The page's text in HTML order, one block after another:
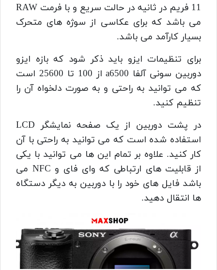
11 فریم در ثانیه در حالت سریع و با فرمت RAW
می باشدکه برای عکاسی از سوژه های متحرک
بسیار کارآمد می باشد.
برای تنظیمات ایزو باید ذکر شود که بازه ایزو
دوربین سونی آلفا a6500 از 100 تا 25600 است
که می توانید به راحتی و به صورت دلخواه آن را
تنظیم کنید.
در پشت دوربین از یک صفحه نمایشگر LCD
استفاده شده است که می توانید به راحتی با آن
کار کنید. علاوه بر تمام این ها می توانید با یکی
از قابلیت های ارتباطی که وای فای و NFC می
باشد فایل های خود را با دوربین به دیگر دستگاه
ها انتقال دهید.